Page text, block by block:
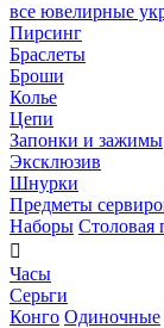
все ювелирные
Пирсинг
Браслеты
Броши
Колье
Цепи
Запонки и зажимы
Эксклюзив
Шнурки
Предметы
Наборы Столовая

Часы
Серьги
Конго Одиночные